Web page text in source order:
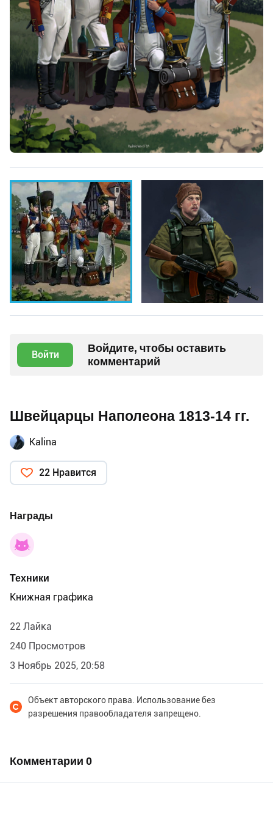
Войти
Войдите, чтобы оставить
комментарий
Швейцарцы Наполеона 1813-14 гг.
Kalina
22 Нравится
Награды
Техники
Книжная графика
22 Лайка
240 Просмотров
3 Ноябрь 2025, 20:58
Объект авторского права. Использование без
разрешения правообладателя запрещено.
Комментарии 0